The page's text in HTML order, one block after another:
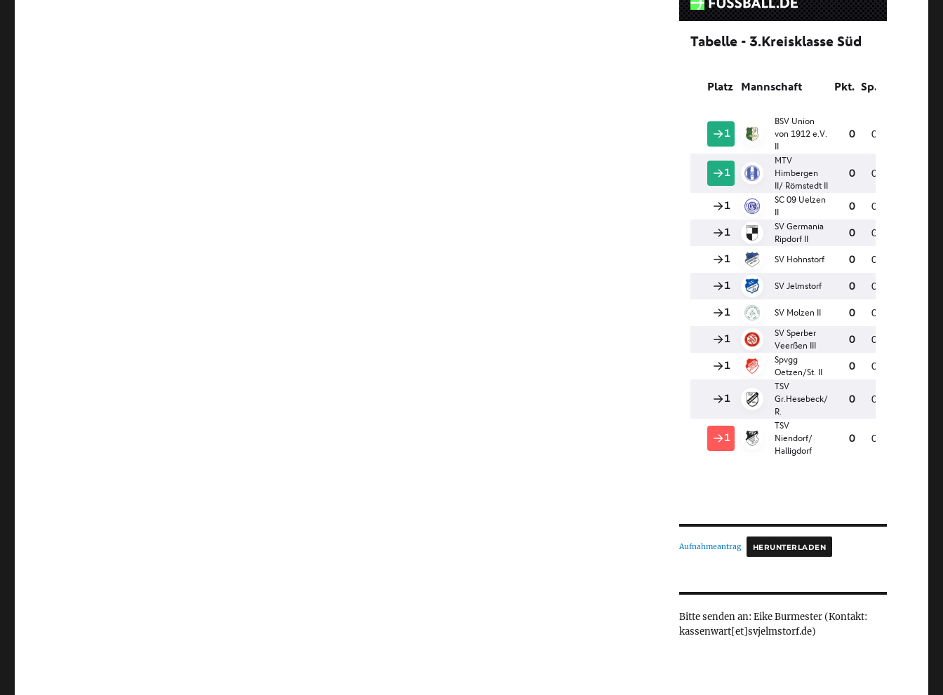
Aufnahmeantrag HERUNTERLADEN
Bitte senden an: Eike Burmester (Kontakt:
kassenwart[et]svjelmstorf.de)